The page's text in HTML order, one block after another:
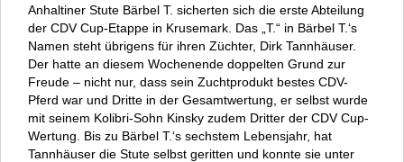
Anhaltiner Stute Bärbel T. sicherten sich die erste Abteilung
der CDV Cup-Etappe in Krusemark. Das „T.“ in Bärbel T.‘s
Namen steht übrigens für ihren Züchter, Dirk Tannhäuser.
Der hatte an diesem Wochenende doppelten Grund zur
Freude – nicht nur, dass sein Zuchtprodukt bestes CDV-
Pferd war und Dritte in der Gesamtwertung, er selbst wurde
mit seinem Kolibri-Sohn Kinsky zudem Dritter der CDV Cup-
Wertung. Bis zu Bärbel T.‘s sechstem Lebensjahr, hat
Tannhäuser die Stute selbst geritten und konnte sie unter